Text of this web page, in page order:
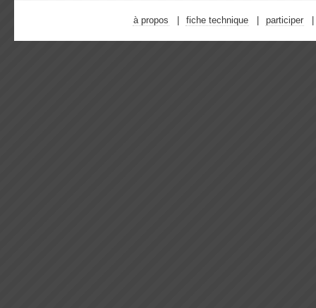
à propos fiche technique participer